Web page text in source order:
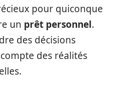
pour quiconque
un prêt personnel.
des décisions
des réalités